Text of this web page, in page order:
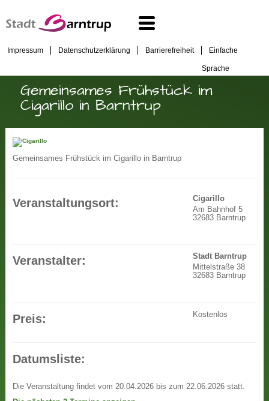
Impressum Datenschutzerklärung Barrierefreiheit Einfache
Sprache
Gemeinsames Frühstück im
Cigarillo in Barntrup
Gemeinsames Frühstück im Cigarillo in Barntrup
Veranstaltungsort:
Cigarillo
Am Bahnhof 5
32683 Barntrup
Veranstalter:
Stadt Barntrup
Mittelstraße 38
32683 Barntrup
Preis: Kostenlos
Datumsliste:
Die Veranstaltung findet vom 20.04.2026 bis zum 22.06.2026 statt.